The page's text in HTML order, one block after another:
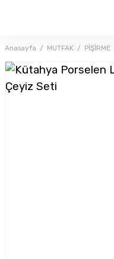
Anasayfa MUTFAK PİŞİRME